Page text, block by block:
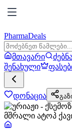
PharmaDeals
მთავარი
შენახული
დონაცია